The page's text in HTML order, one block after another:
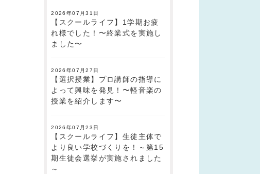
2026年07月31日
【スクールライフ】1学期お疲
れ様でした！〜終業式を実施し
ました〜
2026年07月27日
【選択授業】プロ講師の指導に
よって興味を発見！〜軽音楽の
授業を紹介します〜
2026年07月23日
【スクールライフ】生徒主体で
より良い学校づくりを！～第15
期生徒会選挙が実施されました
～